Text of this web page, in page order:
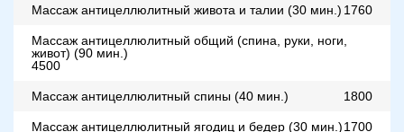
Массаж антицеллюлитный живота и талии (30 мин.) 1760
Массаж антицеллюлитный общий (спина, руки, ноги,
живот) (90 мин.)
4500
Массаж антицеллюлитный спины (40 мин.) 1800
Массаж антицеллюлитный ягодиц и бедер (30 мин.)1700